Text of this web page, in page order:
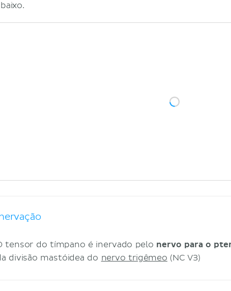
tensor do tímpano é inervado pelo nervo para o
divisão mastóidea do nervo trigêmeo (NC V3)